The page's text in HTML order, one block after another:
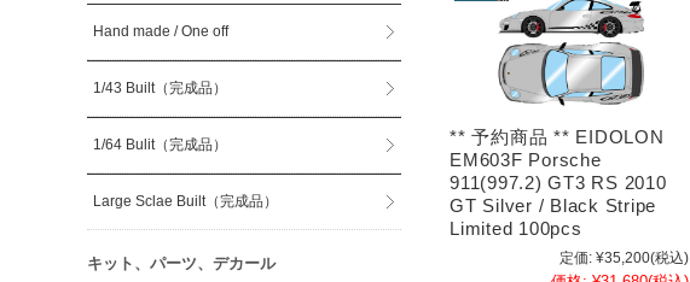
** 予約商品 ** EIDOLON
EM603F Porsche
911(997.2) GT3 RS 2010
GT Silver / Black Stripe
Limited 100pcs
定価: ¥35,200(税込)
Hand made / One off
1/43 Built（完成品）
1/64 Bulit（完成品）
Large Sclae Built（完成品）
キット、パーツ、デカール